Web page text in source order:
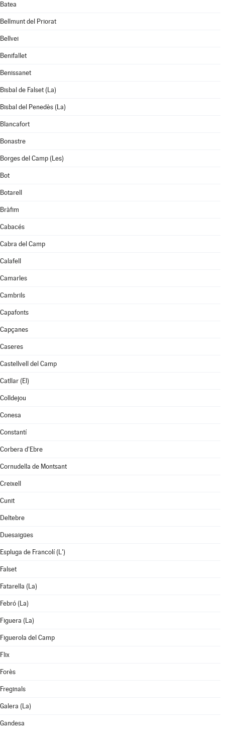
Batea
Bellmunt del Priorat
Bellvei
Benifallet
Benissanet
Bisbal de Falset (La)
Bisbal del Penedès (La)
Blancafort
Bonastre
Borges del Camp (Les)
Bot
Botarell
Bràfim
Cabacés
Cabra del Camp
Calafell
Camarles
Cambrils
Capafonts
Capçanes
Caseres
Castellvell del Camp
Catllar (El)
Colldejou
Conesa
Constantí
Corbera d'Ebre
Cornudella de Montsant
Creixell
Cunit
Deltebre
Duesaigües
Espluga de Francolí (L')
Falset
Fatarella (La)
Febró (La)
Figuera (La)
Figuerola del Camp
Flix
Forès
Freginals
Galera (La)
Gandesa